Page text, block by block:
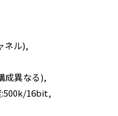
ネル),
成異なる),
:500k/16bit,